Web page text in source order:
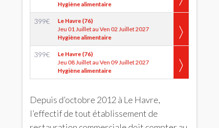
Hygiène alimentaire
399€
Le Havre (76)
Jeu 01 Juillet au Ven 02 Juillet 2027
Hygiène alimentaire
399€
Le Havre (76)
Jeu 08 Juillet au Ven 09 Juillet 2027
Hygiène alimentaire
Depuis d’octobre 2012 à Le Havre,
l’effectif de tout établissement de